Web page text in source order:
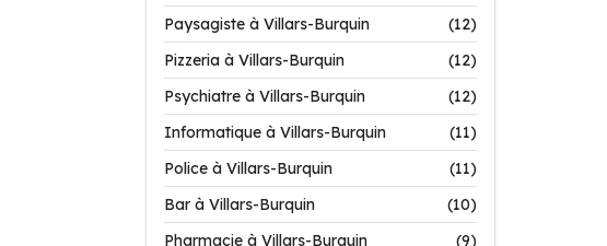
Paysagiste à Villars-Burquin
(12)
Pizzeria à Villars-Burquin
(12)
Psychiatre à Villars-Burquin
(12)
Informatique à Villars-Burquin
(11)
Police à Villars-Burquin
(11)
Bar à Villars-Burquin
(10)
Pharmacie à Villars-Burquin
(9)